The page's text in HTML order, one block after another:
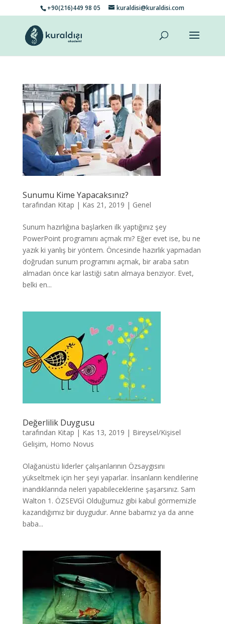
+90(216)449 98 05 kuraldisi@kuraldisi.com
Sunumu Kime Yapacaksınız?
tarafından Kitap | Kas 21, 2019 | Genel
Sunum hazırlığına başlarken ilk yaptığınız şey
PowerPoint programını açmak mı? Eğer evet ise, bu ne
yazık ki yanlış bir yöntem. Öncesinde hazırlık yapmadan
doğrudan sunum programını açmak, bir araba satın
almadan önce kar lastiği satın almaya benziyor. Evet,
belki en...
Değerlilik Duygusu
tarafından Kitap | Kas 13, 2019 | Bireysel/Kişisel
Gelişim, Homo Novus
Olağanüstü liderler çalışanlarının Özsaygısını
yükseltmek için her şeyi yaparlar. İnsanların kendilerine
inandıklarında neleri yapabileceklerine şaşarsınız. Sam
Walton 1. ÖZSEVGİ Olduğumuz gibi kabul görmemizle
kazandığımız bir duygudur. Anne babamız ya da anne
baba...